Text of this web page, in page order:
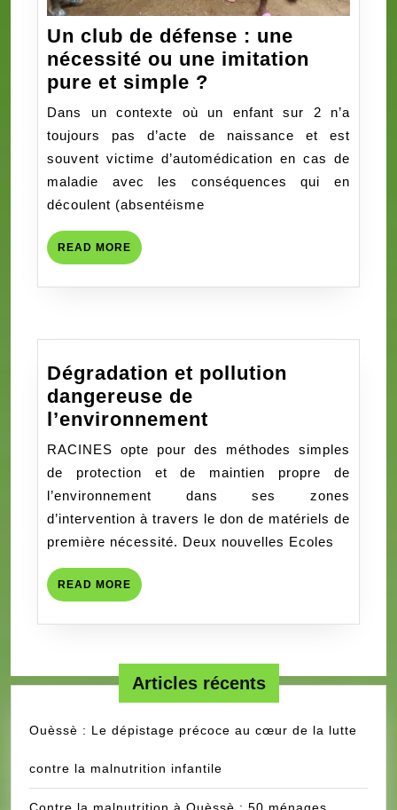
Un club de défense : une
nécessité ou une imitation
pure et simple ?
défense
une
imitation
et
?
Dans un contexte où un enfant sur 2 n’a
toujours pas d’acte de naissance et est
souvent victime d’automédication en cas de
maladie avec les conséquences qui en
découlent (absentéisme
READ MORE READ
MORE
Dégradation et pollution
dangereuse de
l’environnement
et
pollution
dangereuse
de
l’environnement
RACINES opte pour des méthodes simples
de protection et de maintien propre de
l’environnement dans ses zones
d’intervention à travers le don de matériels de
première nécessité. Deux nouvelles Ecoles
READ MORE READ
MORE
Articles récents
Ouèssè : Le dépistage précoce au cœur de la lutte
contre la malnutrition infantile